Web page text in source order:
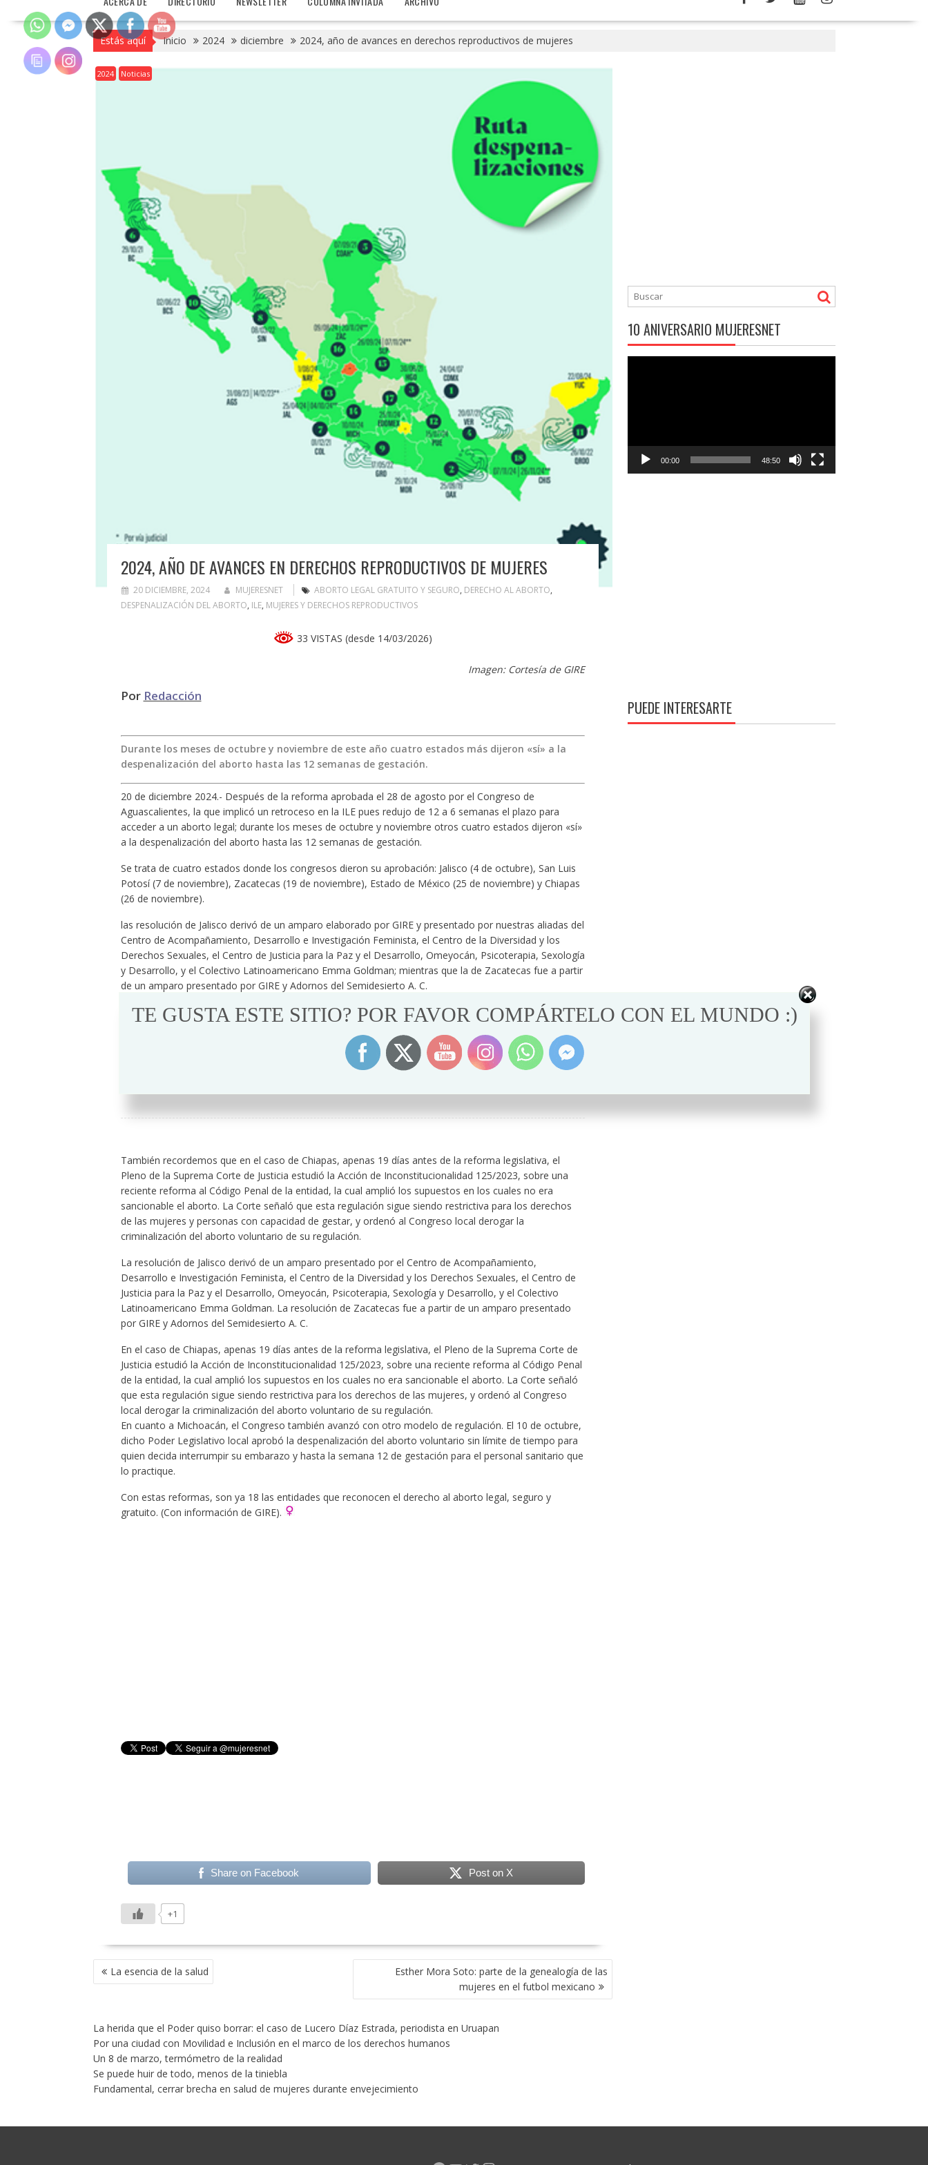
Estás aquí Inicio 2024 diciembre 2024, año de avances en derechos reproductivos de mujeres
2024 Noticias
2024, AÑO DE AVANCES EN DERECHOS REPRODUCTIVOS DE MUJERES
20 DICIEMBRE, 2024 MUJERESNET ABORTO LEGAL GRATUITO Y SEGURO, DERECHO AL ABORTO,
DESPENALIZACIÓN DEL ABORTO, ILE, MUJERES Y DERECHOS REPRODUCTIVOS
33 VISTAS (desde 14/03/2026)
Imagen: Cortesía de GIRE
Por Redacción
Durante los meses de octubre y noviembre de este año cuatro estados más dijeron «sí» a la
despenalización del aborto hasta las 12 semanas de gestación.
20 de diciembre 2024.- Después de la reforma aprobada el 28 de agosto por el Congreso de
Aguascalientes, la que implicó un retroceso en la ILE pues redujo de 12 a 6 semanas el plazo para
acceder a un aborto legal; durante los meses de octubre y noviembre otros cuatro estados dijeron «sí»
a la despenalización del aborto hasta las 12 semanas de gestación.
Se trata de cuatro estados donde los congresos dieron su aprobación: Jalisco (4 de octubre), San Luis
Potosí (7 de noviembre), Zacatecas (19 de noviembre), Estado de México (25 de noviembre) y Chiapas
(26 de noviembre).
las resolución de Jalisco derivó de un amparo elaborado por GIRE y presentado por nuestras aliadas del
Centro de Acompañamiento, Desarrollo e Investigación Feminista, el Centro de la Diversidad y los
Derechos Sexuales, el Centro de Justicia para la Paz y el Desarrollo, Omeyocán, Psicoterapia, Sexología
y Desarrollo, y el Colectivo Latinoamericano Emma Goldman; mientras que la de Zacatecas fue a partir
de un amparo presentado por GIRE y Adornos del Semidesierto A. C.
Se trata de cuatro estados donde los congresos dieron su aprobación:
Jalisco (4 de octubre), San Luis Potosí (7 de noviembre), Zacatecas (19 de
noviembre).
También recordemos que en el caso de Chiapas, apenas 19 días antes de la reforma legislativa, el
Pleno de la Suprema Corte de Justicia estudió la Acción de Inconstitucionalidad 125/2023, sobre una
reciente reforma al Código Penal de la entidad, la cual amplió los supuestos en los cuales no era
sancionable el aborto. La Corte señaló que esta regulación sigue siendo restrictiva para los derechos
de las mujeres y personas con capacidad de gestar, y ordenó al Congreso local derogar la
criminalización del aborto voluntario de su regulación.
La resolución de Jalisco derivó de un amparo presentado por el Centro de Acompañamiento,
Desarrollo e Investigación Feminista, el Centro de la Diversidad y los Derechos Sexuales, el Centro de
Justicia para la Paz y el Desarrollo, Omeyocán, Psicoterapia, Sexología y Desarrollo, y el Colectivo
Latinoamericano Emma Goldman. La resolución de Zacatecas fue a partir de un amparo presentado
por GIRE y Adornos del Semidesierto A. C.
En el caso de Chiapas, apenas 19 días antes de la reforma legislativa, el Pleno de la Suprema Corte de
Justicia estudió la Acción de Inconstitucionalidad 125/2023, sobre una reciente reforma al Código Penal
de la entidad, la cual amplió los supuestos en los cuales no era sancionable el aborto. La Corte señaló
que esta regulación sigue siendo restrictiva para los derechos de las mujeres, y ordenó al Congreso
local derogar la criminalización del aborto voluntario de su regulación.
En cuanto a Michoacán, el Congreso también avanzó con otro modelo de regulación. El 10 de octubre,
dicho Poder Legislativo local aprobó la despenalización del aborto voluntario sin límite de tiempo para
quien decida interrumpir su embarazo y hasta la semana 12 de gestación para el personal sanitario que
lo practique.
Con estas reformas, son ya 18 las entidades que reconocen el derecho al aborto legal, seguro y
gratuito. (Con información de GIRE).
Share on Facebook Post on X
+1
NAVEGACIÓN
DE La esencia de la salud
Esther Mora Soto: parte de la genealogía de las
mujeres en el futbol mexicano
La herida que el Poder quiso borrar: el caso de Lucero Díaz Estrada, periodista en Uruapan
Por una ciudad con Movilidad e Inclusión en el marco de los derechos humanos
Un 8 de marzo, termómetro de la realidad
Se puede huir de todo, menos de la tiniebla
Fundamental, cerrar brecha en salud de mujeres durante envejecimiento
10 ANIVERSARIO MUJERESNET
00:00 48:50
PUEDE INTERESARTE
TE GUSTA ESTE SITIO? POR FAVOR COMPÁRTELO CON EL MUNDO :)